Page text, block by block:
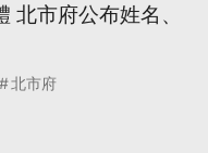
北市府公布姓名、
北市府